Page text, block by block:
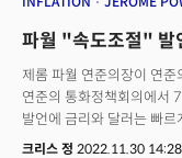
파월 "속도조절" 발
제롬 파월 연준의장이 연
연준의 통화정책회의에서
발언에 금리와 달러는 빠
중심으로 날아올랐다. (다
크리스 정 2022.11.30